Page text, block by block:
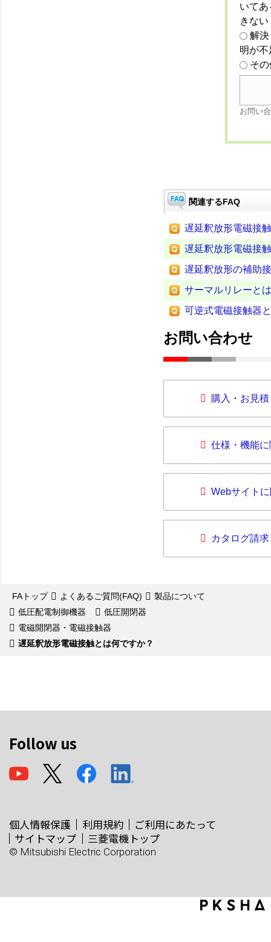
いて
きない
解
明が
そ
お問い
関連するFAQ
遅延釈放形電磁接
遅延釈放形電磁接
遅延釈放形の補助
サーマルリレーと
可逆式電磁接触器
お問い合わせ
購入・お見
仕様・機能
Webサイト
カタログ請求
FAトップ よくあるご質問(FAQ)
製品について
低圧配電制御機器
低圧開閉器
電磁開閉器・電磁接触器
遅延釈放形電磁接触とは何ですか？
Follow us
個人情報保護 利用規約
ご利用にあたって
サイトマップ
三菱電機トップ
© Mitsubishi Electric Corporation